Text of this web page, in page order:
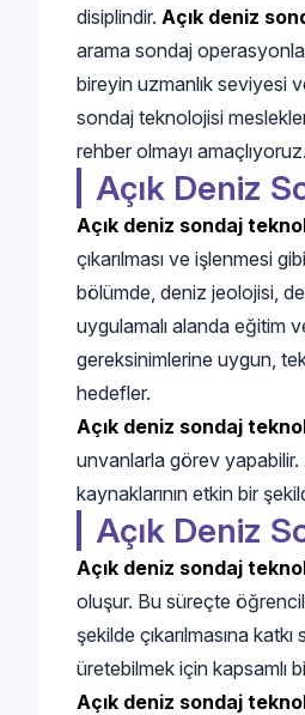
disiplindir. Açık deniz
arama sondaj
bireyin uzmanlık seviyesi
sondaj teknolojisi
rehber olmayı amaçlıyoruz.
Açık Deniz
Açık deniz sondaj
çıkarılması ve işlenmesi
bölümde, deniz jeolojisi,
uygulamalı alanda eğitim
gereksinimlerine uygun,
hedefler.
Açık deniz sondaj
unvanlarla görev
kaynaklarının etkin bir
Açık Deniz
Açık deniz sondaj
oluşur. Bu süreçte
şekilde çıkarılmasına
üretebilmek için kapsamlı
Açık deniz sondaj